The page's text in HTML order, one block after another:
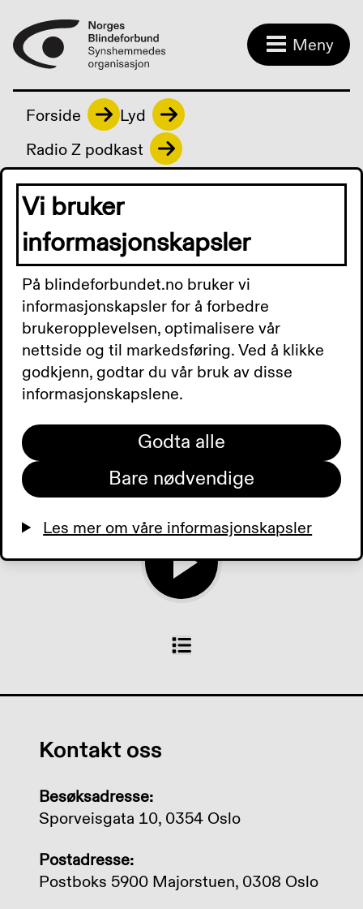
Meny
Forside
Lyd
Radio Z podkast
Radio Z podkast
Radio Z Podkast 31. mai
2024: 7. og 8. juni er det
klart for årets Independent
Living-festival.
Hjemmekontoret. Tilbud
der du bor. Dagens aviser.
0:00 0:00
Kontakt oss
Besøksadresse:
Sporveisgata 10, 0354 Oslo
Postadresse:
Postboks 5900 Majorstuen, 0308 Oslo
Vi bruker
informasjonskapsler
På blindeforbundet.no bruker vi
informasjonskapsler for å forbedre
brukeropplevelsen, optimalisere vår
nettside og til markedsføring. Ved å klikke
godkjenn, godtar du vår bruk av disse
informasjonskapslene.
Godta alle
Bare nødvendige
Les mer om våre informasjonskapsler